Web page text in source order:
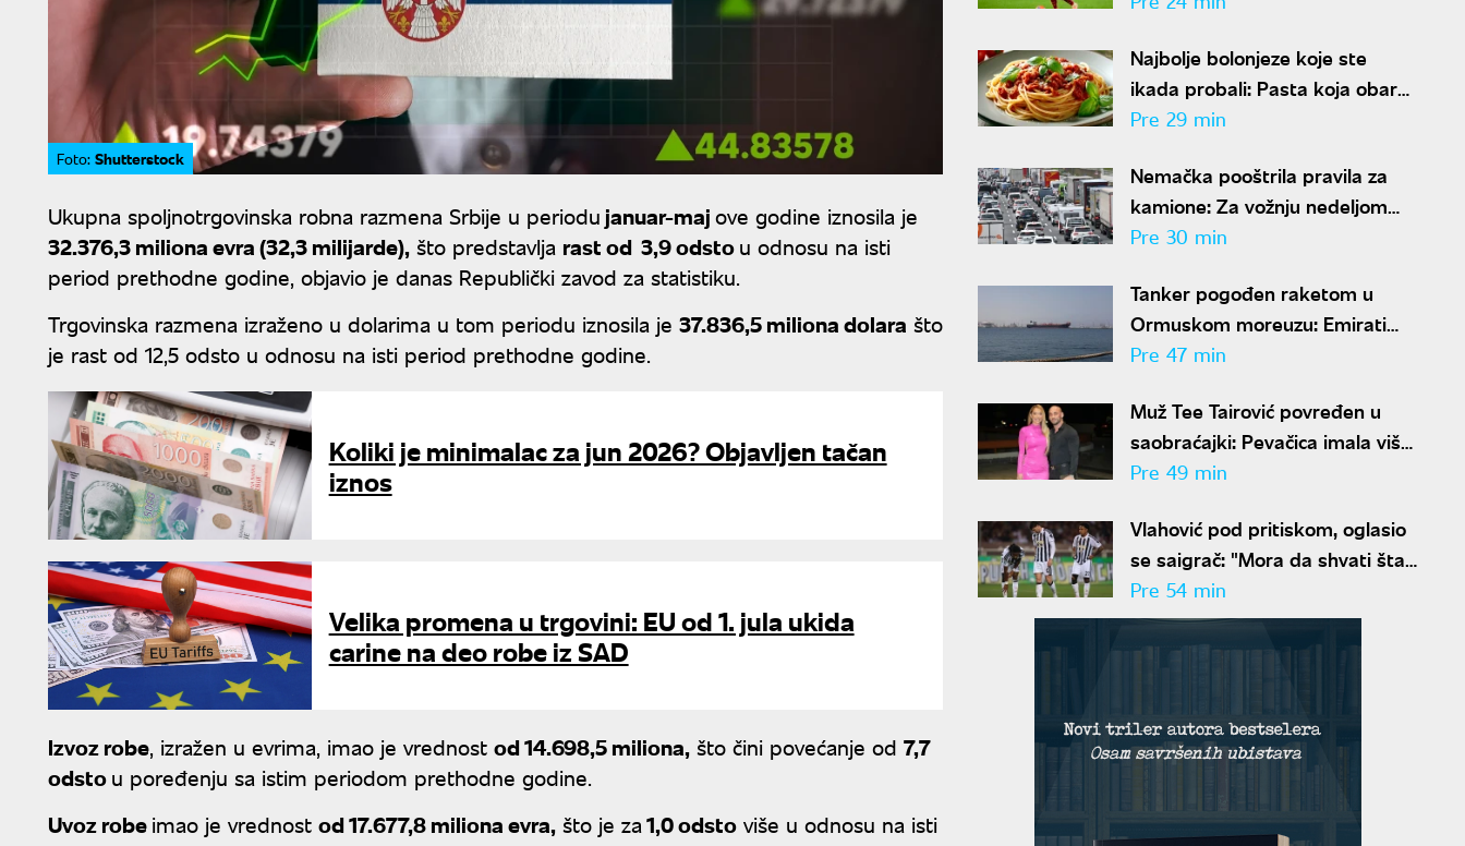
Foto: Shutterstock
Ukupna spoljnotrgovinska robna razmena Srbije u periodu januar-majove godine iznosila je
32.376,3 miliona evra (32,3 milijarde), što predstavlja rast od 3,9 odstou odnosu na isti
period prethodne godine, objavio je danas Republički zavod za statistiku.
Trgovinska razmena izraženo u dolarima u tom periodu iznosila je 37.836,5 miliona dolara što
je rast od 12,5 odsto u odnosu na isti period prethodne godine.
Koliki je minimalac za jun 2026? Objavljen tačan
iznos
Velika promena u trgovini: EU od 1. jula ukida
carine na deo robe iz SAD
Izvoz robe, izražen u evrima, imao je vrednost od 14.698,5 miliona, što čini povećanje od 7,7
odstou poređenju sa istim periodom prethodne godine.
Uvoz robeimao je vrednost od 17.677,8 miliona evra, što je za1,0 odsto više u odnosu na isti
Najbolje bolonjeze koje ste
ikada probali: Pasta koja obara
sa nogu
Pre 29 min
Nemačka pooštrila pravila za
kamione: Za vožnju nedeljom
kazna i do 570 evra
Pre 30 min
Tanker pogođen raketom u
Ormuskom moreuzu: Emirati
optužili Iran za napad
Pre 47 min
Muž Tee Tairović povređen u
saobraćajki: Pevačica imala više
sreće
Pre 49 min
Vlahović pod pritiskom, oglasio
se saigrač: "Mora da shvati šta
želi i da se fokusira"
Pre 54 min